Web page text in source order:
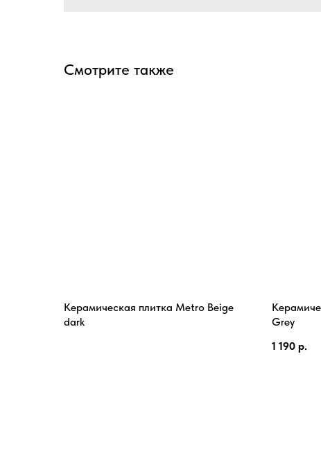
Смотрите также
Керамическая плитка Metro Beige
dark
Grey
1 190 р.